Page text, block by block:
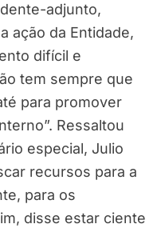
adjunto,
ação da Entidade,
difícil e
tem sempre que
para promover
Ressaltou
especial, Julio
recursos para a
para os
disse estar ciente